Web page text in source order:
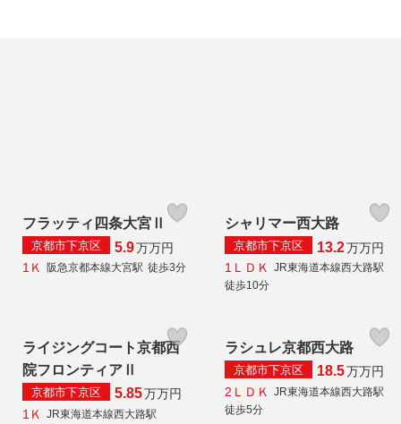
フラッティ四条大宮Ⅱ
京都市下京区 5.9万万円
1Ｋ
阪急京都本線大宮駅 徒歩3分
シャリマー西大路
京都市下京区 13.2万万円
1ＬＤＫ
JR東海道本線西大路駅
徒歩10分
ライジングコート京都西
院フロンティアⅡ
京都市下京区 5.85万万円
1Ｋ
JR東海道本線西大路駅
ラシュレ京都西大路
京都市下京区 18.5万万円
2ＬＤＫ
JR東海道本線西大路駅
徒歩5分